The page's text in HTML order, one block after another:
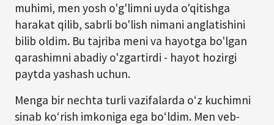
muhimi, men yosh o'g'limni uyda o'qitishga
harakat qilib, sabrli bo'lish nimani anglatishini
bilib oldim. Bu tajriba meni va hayotga bo'lgan
qarashimni abadiy o'zgartirdi - hayot hozirgi
paytda yashash uchun.
Menga bir nechta turli vazifalarda o‘z kuchimni
sinab ko‘rish imkoniga ega bo‘ldim. Men veb-